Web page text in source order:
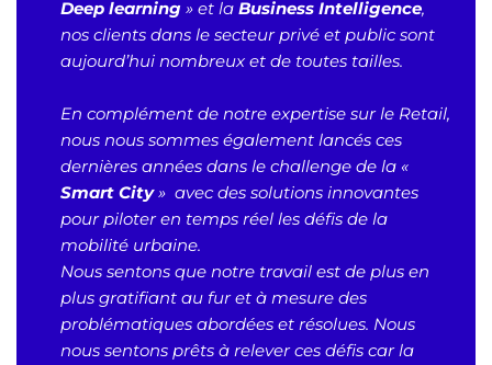
Deep learning » et la Business Intelligence,
nos clients dans le secteur privé et public sont
aujourd’hui nombreux et de toutes tailles.
En complément de notre expertise sur le Retail,
nous nous sommes également lancés ces
dernières années dans le challenge de la «
Smart City» avec des solutions innovantes
pour piloter en temps réel les défis de la
mobilité urbaine.
Nous sentons que notre travail est de plus en
plus gratifiant au fur et à mesure des
problématiques abordées et résolues. Nous
nous sentons prêts à relever ces défis car la